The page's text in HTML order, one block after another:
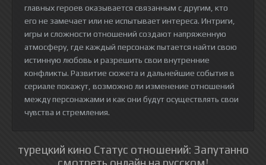
главных героев оказывается связанным с другим, кто
его не замечает или не испытывает интереса. Интриги,
игры и сложности отношений создают напряженную
атмосферу, где каждый персонаж пытается найти свою
истинную любовь и разрешить свои внутренние
конфликты. Развитие сюжета и дальнейшие события в
сериале покажут, возможно ли изменение отношений
между персонажами и как они будут осуществлять свои
чувства и стремления.
турецкий кино Статус отношений: Запутанно